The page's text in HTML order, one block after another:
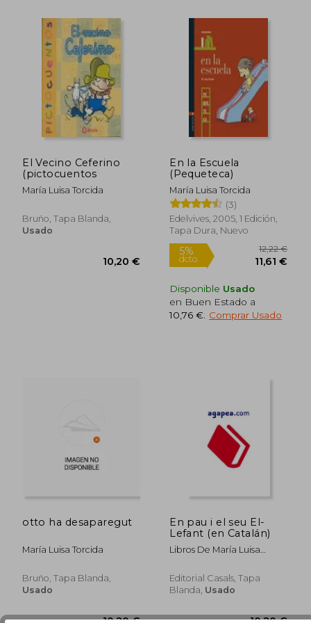
10,20 €
El Vecino Ceferino
(pictocuentos
María Luisa Torcida
Bruño, Tapa Blanda,
Usado
10,20 €
En la Escuela
(Pequeteca)
María Luisa Torcida
(3)
Edelvives, 2005, 1 Edición,
Tapa Dura, Nuevo
dcto.
Disponible Usado
en Buen Estado a
10,76 € Comprar Usado
otto ha desaparegut
María Luisa Torcida
Bruño, Tapa Blanda,
Usado
En pau i el seu El-
Lefant (en Catalán)
Libros De María Luisa
Editorial Casals, Tapa
Blanda, Usado